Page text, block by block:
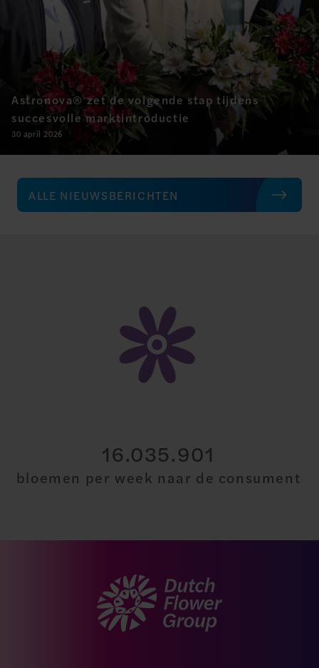
Astronova® zet de volgende stap tijdens
succesvolle marktintroductie
30 april 2026
ALLE NIEUWSBERICHTEN
30.000.000
bloemen per week naar de consument